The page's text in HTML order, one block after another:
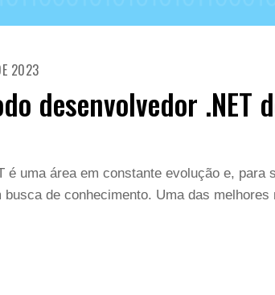
2023
desenvolvedor .NET
é uma área em constante evolução e, para
de conhecimento. Uma das melhores